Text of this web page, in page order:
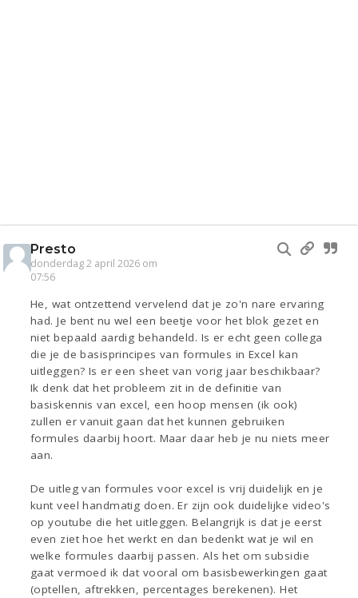
Presto
donderdag 2 april 2026 om
07:56
He, wat ontzettend vervelend dat je zo'n nare ervaring
had. Je bent nu wel een beetje voor het blok gezet en
niet bepaald aardig behandeld. Is er echt geen collega
die je de basisprincipes van formules in Excel kan
uitleggen? Is er een sheet van vorig jaar beschikbaar?
Ik denk dat het probleem zit in de definitie van
basiskennis van excel, een hoop mensen (ik ook)
zullen er vanuit gaan dat het kunnen gebruiken
formules daarbij hoort. Maar daar heb je nu niets meer
aan.
De uitleg van formules voor excel is vrij duidelijk en je
kunt veel handmatig doen. Er zijn ook duidelijke video's
op youtube die het uitleggen. Belangrijk is dat je eerst
even ziet hoe het werkt en dan bedenkt wat je wil en
welke formules daarbij passen. Als het om subsidie
gaat vermoed ik dat vooral om basisbewerkingen gaat
(optellen, aftrekken, percentages berekenen). Het